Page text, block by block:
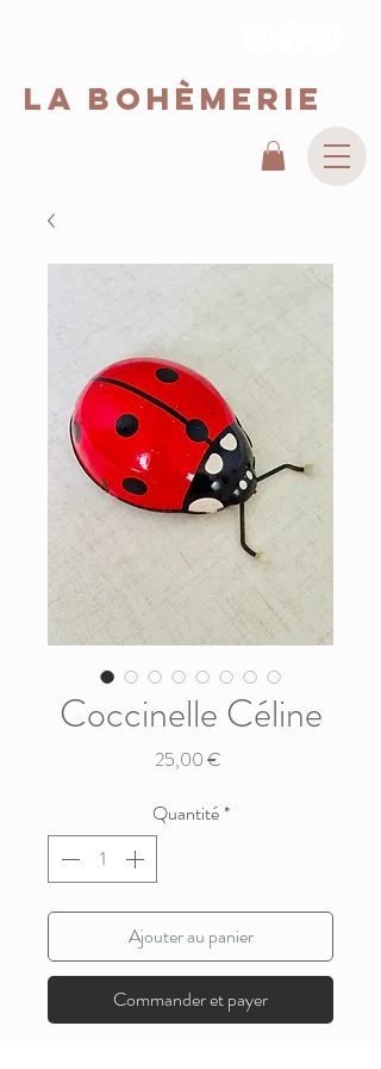
La Bohèmerie
Coccinelle Céline
25,00 €Prix
Quantité*
Ajouter au panier
Commander et payer